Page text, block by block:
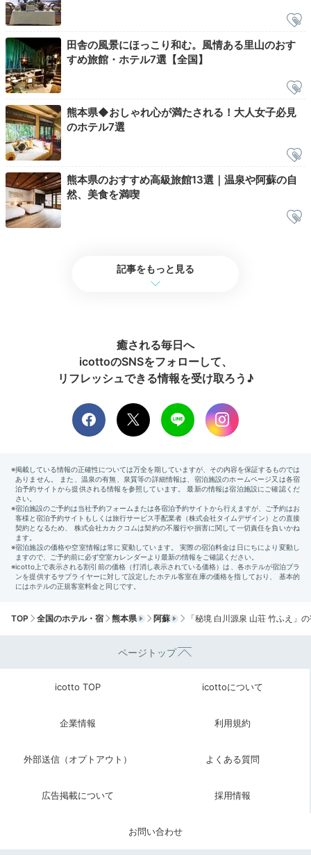
Night
21:00
色浴衣でのんびりと
リラックスの夜
のんびり過ごしましょう。宿には大人女子に嬉しい色浴
衣も用意されているので、おしゃれをしながらリラック
スが叶います。着心地重視ならガーゼ浴衣や作務衣もい
竹林や滝がある中庭で開かれる夜の演奏会に参加しました。ゆっく
りでき、とても幻想的で素敵でした。
2日目
07:00
温泉を堪能
田舎の風景にほっこり和む。風情ある里山のおす
すめ旅館・ホテル7選【全国】
熊本県◆おしゃれ心が満たされる！大人女子必見
のホテル7選
熊本県のおすすめ高級旅館13選｜温泉や阿蘇の自
然、美食を満喫
記事をもっと見る
癒される毎日へ
icottoのSNSをフォローして、
リフレッシュできる情報を受け取ろう♪
TOP 全国のホテル・宿 熊本県 阿蘇 「秘境 白川源泉 山荘 竹ふえ」
ページトップ
icotto TOP icottoについて
企業情報 利用規約
外部送信（オプトアウト） よくある質問
広告掲載について 採用情報
お問い合わせ